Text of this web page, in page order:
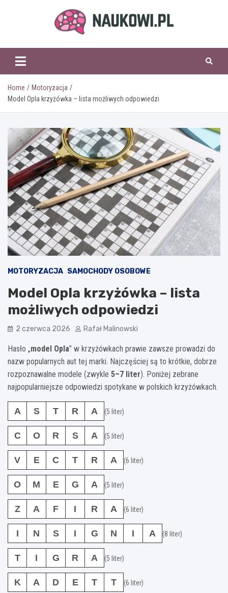
naukowi.pl
Home
Motoryzacja
Model Opla krzyżówka – lista możliwych odpowiedzi
MOTORYZACJA SAMOCHODY OSOBOWE
Model Opla krzyżówka – lista
możliwych odpowiedzi
2 czerwca 2026 Rafał Malinowski
Hasło „model Opla” w krzyżówkach prawie zawsze prowadzi do
nazw popularnych aut tej marki. Najczęściej są to krótkie, dobrze
rozpoznawalne modele (zwykle 5–7 liter). Poniżej zebrane
najpopularniejsze odpowiedzi spotykane w polskich krzyżówkach.
A S T R A (5 liter)
C O R S A (5 liter)
V E C T R A (6 liter)
O M E G A (5 liter)
Z A F I R A (6 liter)
I N S I G N I A (8 liter)
T I G R A (5 liter)
K A D E T T (6 liter)